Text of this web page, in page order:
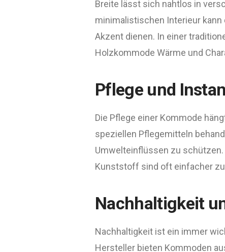
Breite lässt sich nahtlos in
minimalistischen Interieur
Akzent dienen. In einer
Holzkommode Wärme und
Pflege und
Die Pflege einer Kommode
speziellen Pflegemitteln
Umwelteinflüssen zu
Kunststoff sind oft einfacher
Nachhaltigkeit
Nachhaltigkeit ist ein immer
Hersteller bieten Kommoden